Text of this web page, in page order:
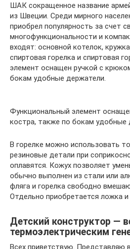
ШАК сокращенное название
из Швеции. Среди мирного
приобрел популярность за счет
многофункциональности и
входят: основной котелок,
спиртовая горелка и спиртовая
элемент оснащен ручкой с
бокам удобные держатели.
Функциональный элемент
костра, также по бокам удобные
В горелке можно использовать
резиновые детали при
оплавятся. Кожух позволяет
обычно выполнен из стали или
фляга и горелка свободно
Отдельно приобретается ложка и
Детский конструктор —
термоэлектрическим
Всех приветствую. Представляю